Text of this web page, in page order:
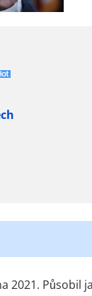
2021. Působil